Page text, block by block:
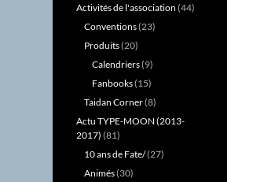
Activités de l'association (44)
Conventions(23)
Produits(20)
Calendriers(9)
Fanbooks(15)
Taidan Corner(8)
Actu TYPE-MOON (2013-
2017) (81)
10 ans de Fate/(27)
Animés(30)